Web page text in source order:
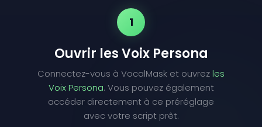
1
Ouvrir les Voix Persona
Connectez-vous à VocalMask et ouvrezles
Voix Persona. Vous pouvez également
accéder directement à ce préréglage
avec votre script prêt.